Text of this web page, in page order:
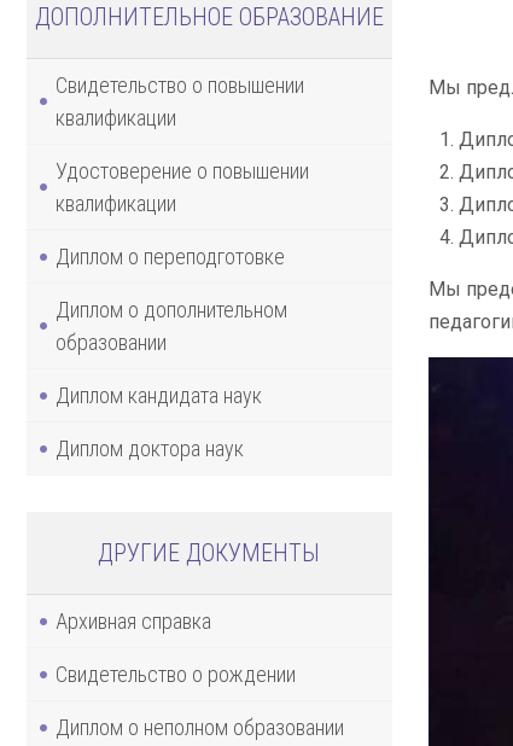
ДОПОЛНИТЕЛЬНОЕ ОБРАЗОВАНИЕ
Свидетельство о повышении
квалификации
Удостоверение о повышении
квалификации
Диплом о переподготовке
Диплом о дополнительном
образовании
Диплом кандидата наук
Диплом доктора наук
ДРУГИЕ ДОКУМЕНТЫ
Архивная справка
Свидетельство о рождении
Диплом о неполном образовании
Мы
Мы